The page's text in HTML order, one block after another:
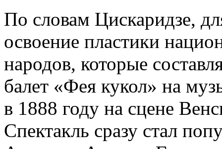
По словам Цискаридзе,
освоение пластики
народов, которые
балет «Фея кукол» на
в 1888 году на сцене
Спектакль сразу стал